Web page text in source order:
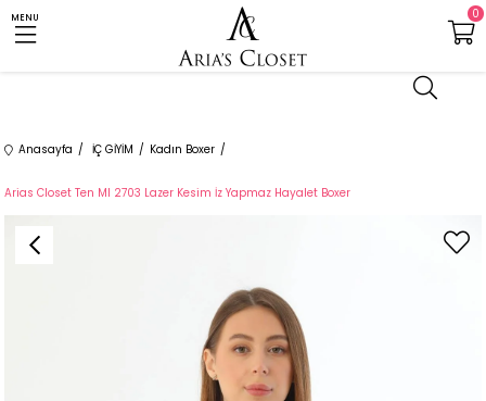
MENU 0
Anasayfa İÇ GİYİM Kadın Boxer
Arias Closet Ten MI 2703 Lazer Kesim İz Yapmaz Hayalet Boxer